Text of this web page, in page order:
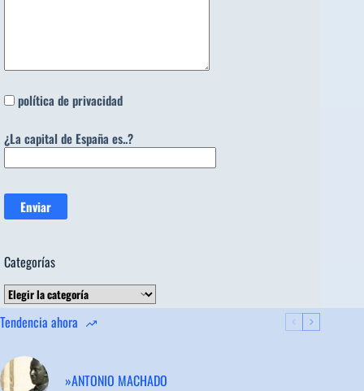
política de privacidad
¿La capital de España es..?
Categorías
Categorías
Tendencia ahora
»ANTONIO MACHADO